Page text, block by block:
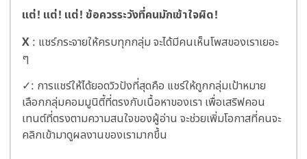
แต่! แต่! แต่! ข้อควรระวังที่คนมักเข้าใจผิด!
X : แชร์กระจายให้ครบทุกกลุ่ม จะได้มีคนเห็นโพสของเราเยอะ
ๆ
✓: การแชร์ให้ได้ยอดวิวปังที่สุดคือ แชร์ให้ถูกกลุ่มเป้าหมาย
เลือกกลุ่มคอมมูนิตี้ที่ตรงกับเนื้อหาของเรา เพื่อเสริฟคอน
เทนต์ที่ตรงตามความสนใจของผู้อ่าน จะช่วยเพิ่มโอกาสที่คนจะ
คลิกเข้ามาดูผลงานของเรามากขึ้น